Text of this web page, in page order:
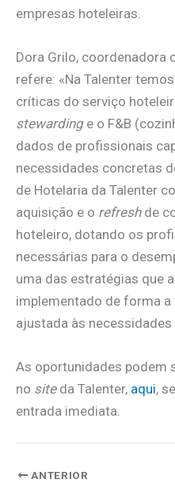
empresas hoteleiras.
Dora Grilo, coordenadora
refere: «Na Talenter
críticas do serviço
stewardinge o F&B
dados de profissionais
necessidades concretas
de Hotelaria da Talenter
aquisição e o refreshde
hoteleiro, dotando os
necessárias para o
uma das estratégias que
implementado de forma a
ajustada às
As oportunidades podem
no siteda Talenter, aqui,
entrada imediata.
ANTERIOR